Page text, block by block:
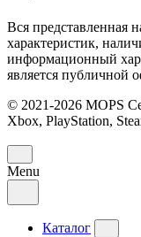
Вся представленная
характеристик,
информационный
является публичной
© 2021-2026 MOPS
Xbox, PlayStation,
Menu
Каталог